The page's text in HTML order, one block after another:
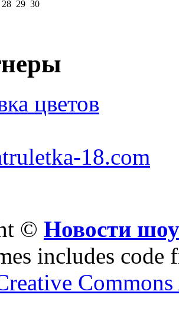
28 29 30
цветов
18.com
© Новости
includes code